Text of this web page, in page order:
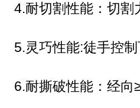
4.耐切割性能：切割
5.灵巧性能:徒手控
6.耐撕破性能：经